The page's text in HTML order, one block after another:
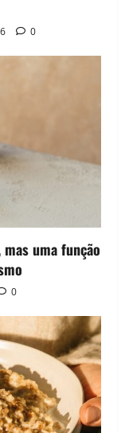
0
uma função
0